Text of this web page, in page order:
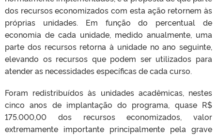
dos recursos economizados com esta ação retornem às
próprias unidades. Em função do percentual de
economia de cada unidade, medido anualmente, uma
parte dos recursos retorna à unidade no ano seguinte,
elevando os recursos que podem ser utilizados para
atender as necessidades específicas de cada curso.
Foram redistribuídos às unidades acadêmicas, nestes
cinco anos de implantação do programa, quase R$
175.000,00 dos recursos economizados, valor
extremamente importante principalmente pela grave